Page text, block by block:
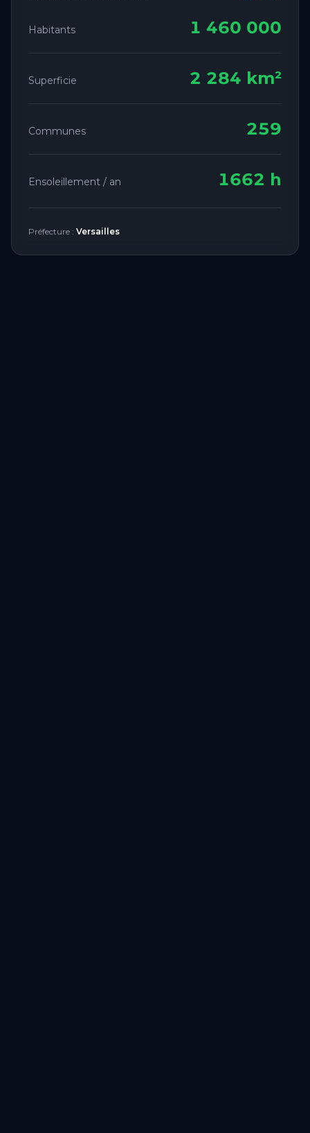
Habitants 1 460 000
Superficie 2 284 km²
Communes 259
Ensoleillement / an 1662 h
Préfecture : Versailles